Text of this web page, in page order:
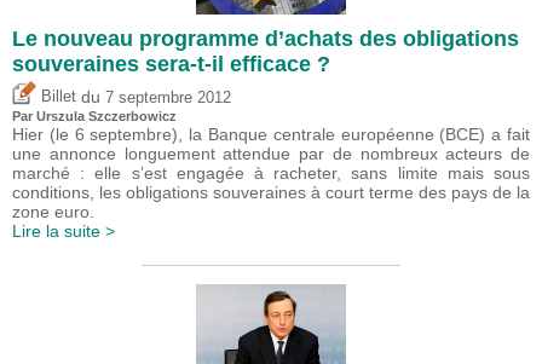
Le nouveau programme d’achats des obligations
souveraines sera-t-il efficace ?
Billet du 7 septembre 2012
Par Urszula Szczerbowicz
Hier (le 6 septembre), la Banque centrale européenne (BCE) a fait
une annonce longuement attendue par de nombreux acteurs de
marché : elle s’est engagée à racheter, sans limite mais sous
conditions, les obligations souveraines à court terme des pays de la
zone euro.
Lire la suite >